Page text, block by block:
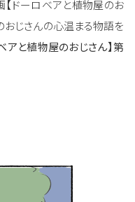
ドーロベアと植物屋のお
おじさんの心温まる物語を
アと植物屋のおじさん】第